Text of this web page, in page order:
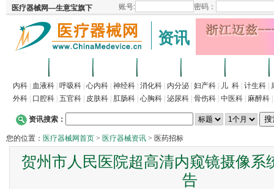
资讯
内科 血液科 呼吸科 心内科 神经科 消化科 内分泌 妇产科 儿 科 计生科
外科
口腔科 五官科 皮肤科 肛肠科 心胸科 泌尿科 骨伤科 中医科 麻醉科
资讯搜索：
您的位置： 医疗器械网首页 > 医疗器械资讯 > 医药招标
贺州市人民医院超高清内窥镜摄像系
告